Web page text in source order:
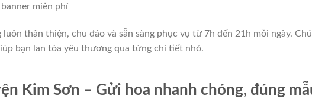
miễn phí
thân thiện, chu đáo và sẵn sàng phục vụ từ 7h đến 21h mỗi ngày.
bạn lan tỏa yêu thương qua từng chi tiết nhỏ.
Kim Sơn – Gửi hoa nhanh chóng, đúng